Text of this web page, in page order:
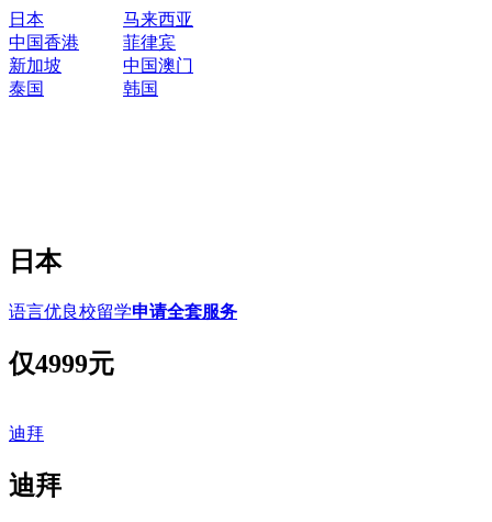
日本
马来西亚
中国香港
菲律宾
新加坡
中国澳门
泰国
韩国
日本
语言优良校留学申请全套服务
仅4999元
迪拜
迪拜